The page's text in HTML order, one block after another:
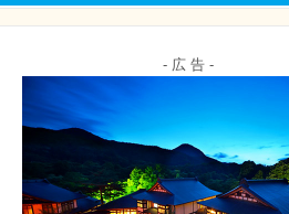
- 広 告 -